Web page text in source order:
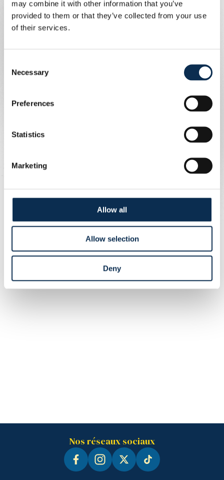
may combine it with other information that you’ve
provided to them or that they’ve collected from your use
of their services.
Selection
Necessary
Preferences
Statistics
Marketing
Allow all
Allow selection
Deny
Cet article sera disponible uniquement samedi, dans
notre fanshop pop-up sur la Chaussée de Bruxelles
(devant le stade et ouvert 2 heures avant le coup
À samedi !
Nos réseaux sociaux